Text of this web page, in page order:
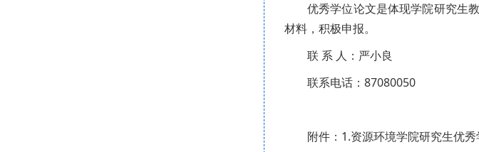
优秀学位论文是体现学院研究生
材料，积极申报。
联 系 人：严小良
联系电话：87080050
附件：1.资源环境学院研究生优秀